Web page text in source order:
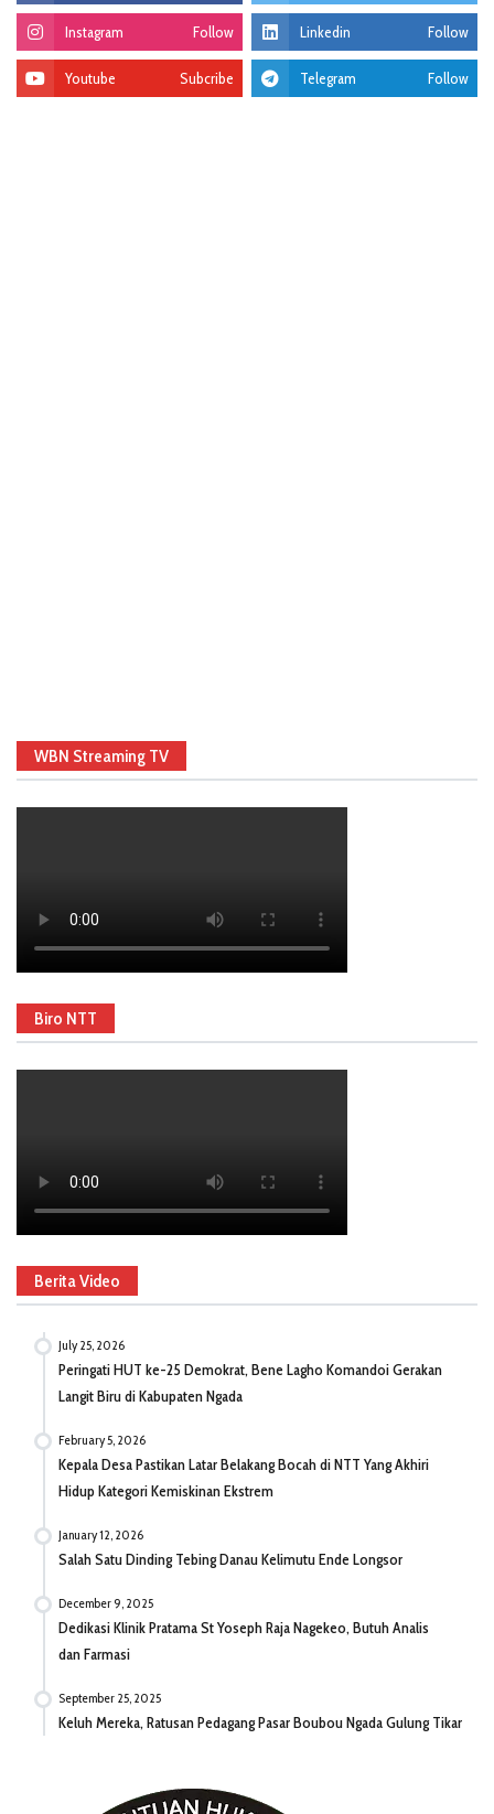
Instagram Follow Linkedin Follow
Youtube Subcribe Telegram Follow
WBN Streaming TV
Biro NTT
Berita Video
July 25, 2026
Peringati HUT ke-25 Demokrat, Bene Lagho Komandoi Gerakan
Langit Biru di Kabupaten Ngada
February 5, 2026
Kepala Desa Pastikan Latar Belakang Bocah di NTT Yang Akhiri
Hidup Kategori Kemiskinan Ekstrem
January 12, 2026
Salah Satu Dinding Tebing Danau Kelimutu Ende Longsor
December 9, 2025
Dedikasi Klinik Pratama St Yoseph Raja Nagekeo, Butuh Analis
dan Farmasi
September 25, 2025
Keluh Mereka, Ratusan Pedagang Pasar Boubou Ngada Gulung Tikar